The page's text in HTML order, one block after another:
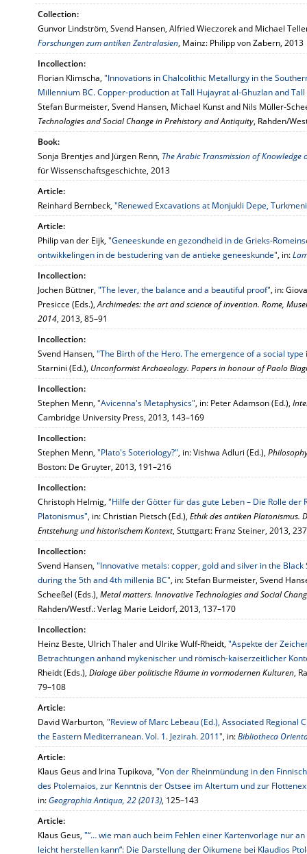
Collection:
Gunvor Lindström, Svend Hansen, Alfried Wieczorek and Michael
Forschungen zum antiken Zentralasien, Mainz: Philipp von Zabern, 2013
Incollection:
Florian Klimscha, "Innovations in Chalcolithic Metallurgy in the
Millennium BC. Copper-production at Tall Hujayrat al-Ghuzlan and
Stefan Burmeister, Svend Hansen, Michael Kunst and Nils Müller-
Technologies and Social Change in Prehistory and Antiquity, Rahden/
Book:
Sonja Brentjes and Jürgen Renn, The Arabic Transmission of Knowledge
für Wissenschaftsgeschichte, 2013
Article:
Reinhard Bernbeck, "Renewed Excavations at Monjukli Depe,
Article:
Philip van der Eijk, "Geneeskunde en gezondheid in de Grieks-
ontwikkelingen in de bestudering van de antieke geneeskunde", in:
Incollection:
Jochen Büttner, "The lever, the balance and a beautiful proof", in:
Presicce (Eds.),Archimedes: the art and science of invention. Rome,
2014, 2013, 85–91
Incollection:
Svend Hansen, "The Birth of the Hero. The emergence of a social
Starnini (Ed.), Unconformist Archaeology. Papers in honour of Paolo
Incollection:
Stephen Menn, "Avicenna's Metaphysics", in: Peter Adamson (Ed.),
Cambridge University Press, 2013, 143–169
Incollection:
Stephen Menn, "Plato's Soteriology?", in: Vishwa Adluri (Ed.),
Boston: De Gruyter, 2013, 191–216
Incollection:
Christoph Helmig, "Hilfe der Götter für das gute Leben – Die Rolle der
Platonismus", in: Christian Pietsch (Ed.), Ethik des antiken Platonismus.
Entstehung und historischem Kontext, Stuttgart: Franz Steiner, 2013,
Incollection:
Svend Hansen, "Innovative metals: copper, gold and silver in the
during the 5th and 4th millenia BC", in: Stefan Burmeister, Svend
Scheeßel (Eds.), Metal matters. Innovative Technologies and Social
Rahden/Westf.: Verlag Marie Leidorf, 2013, 137–170
Incollection:
Heinz Beste, Ulrich Thaler and Ulrike Wulf-Rheidt, "Aspekte der
Betrachtungen anhand mykenischer und römisch-kaiserzeitlicher
Rheidt (Eds.), Dialoge über politische Räume in vormodernen Kulturen,
79–108
Article:
David Warburton, "Review of Marc Lebeau (Ed.), Associated Regional
the Eastern Mediterranean. Vol. 1. Jezirah. 2011", in:Bibliotheca
Article:
Klaus Geus and Irina Tupikova, "Von der Rheinmündung in den
des Ptolemaios, zur Kenntnis der Ostsee im Altertum und zur
in:Geographia Antiqua, 22 (2013), 125–143
Article:
Klaus Geus, "“… wie man auch beim Fehlen einer Kartenvorlage nur
leicht herstellen kann“: Die Darstellung der Oikumene bei Klaudios